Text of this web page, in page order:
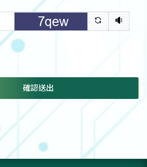
驗證碼重新
聽語
確認送出